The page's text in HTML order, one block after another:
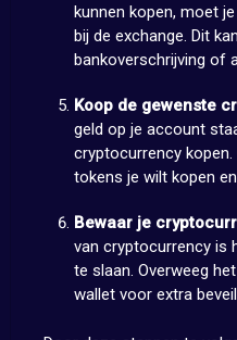
kunnen kopen, moet
bij de exchange. Dit
bankoverschrijving of
Koop de gewenste
geld op je account
cryptocurrency
tokens je wilt kopen
Bewaar je
van cryptocurrency is
te slaan. Overweeg
wallet voor extra